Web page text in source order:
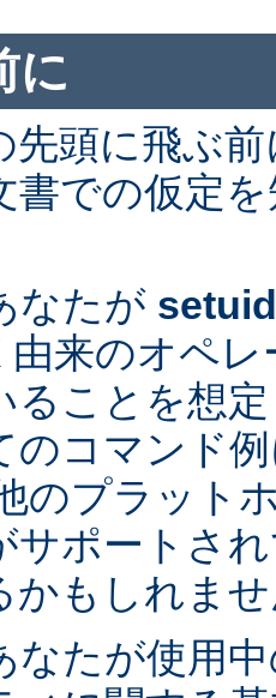
に
先頭に飛ぶ
書での仮定
なたが setuid
由来のオペ
ることを想
のコマンド
のプラット
サポートさ
かもしれま
なたが使用